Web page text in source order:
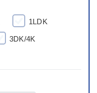
1LDK
3DK/4K